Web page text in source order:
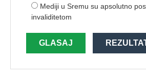
Mediji u Sremu su apsolutno
invaliditetom
GLASAJ